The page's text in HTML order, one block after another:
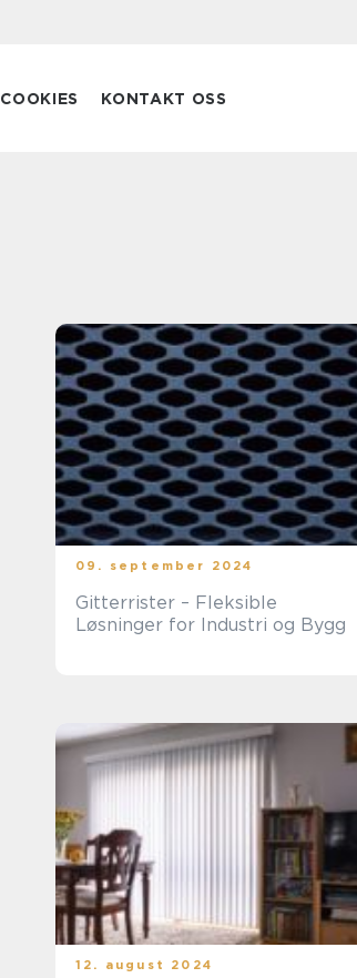
COOKIES KONTAKT OSS
09. september 2024
Gitterrister – Fleksible
Løsninger for Industri og Bygg
12. august 2024